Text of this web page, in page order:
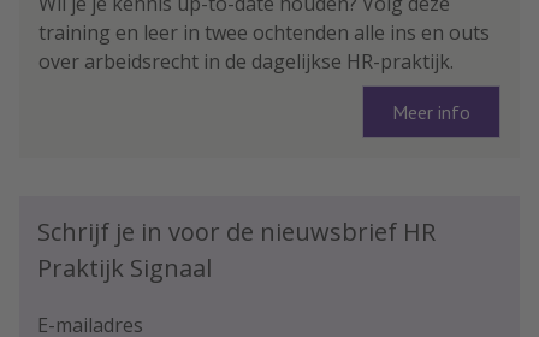
training en leer in twee ochtenden alle ins en outs
over arbeidsrecht in de dagelijkse HR-praktijk.
Meer info
Schrijf je in voor de nieuwsbrief HR
Praktijk Signaal
E-mailadres